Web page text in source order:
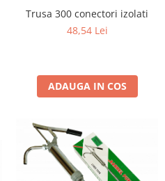
Trusa 300 conectori izolati
48,54 Lei
ADAUGA IN COS